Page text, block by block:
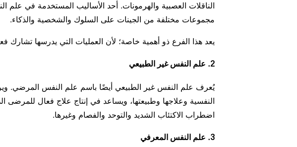
الناقلات العصبية والهرمونات. أحد الأساليب المستخدمة في علم
مجموعات مختلفة من الجينات على السلوك والشخصية والذكاء.
يعد هذا الفرع ذو أهمية خاصة؛ لأن العمليات التي يدرسها تشارك
2. علم النفس غير الطبيعي
يُعرف علم النفس غير الطبيعي أيضًا باسم علم النفس المرضي.
النفسية وعلاجها وطبيعتها، ويساعد في إنتاج علاج فعال للمرضى
اضطراب الاكتئاب الشديد والتوحد والفصام وغيرها.
3. علم النفس المعرفي